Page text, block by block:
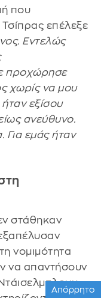
που
επέλεξε
Εντελώς
προχώρησε
χωρίς να μου
εξίσου
ανεύθυνο.
Για εμάς ήταν
στάθηκαν
νομιμότητα
να απαντήσουν
Απόρρητο